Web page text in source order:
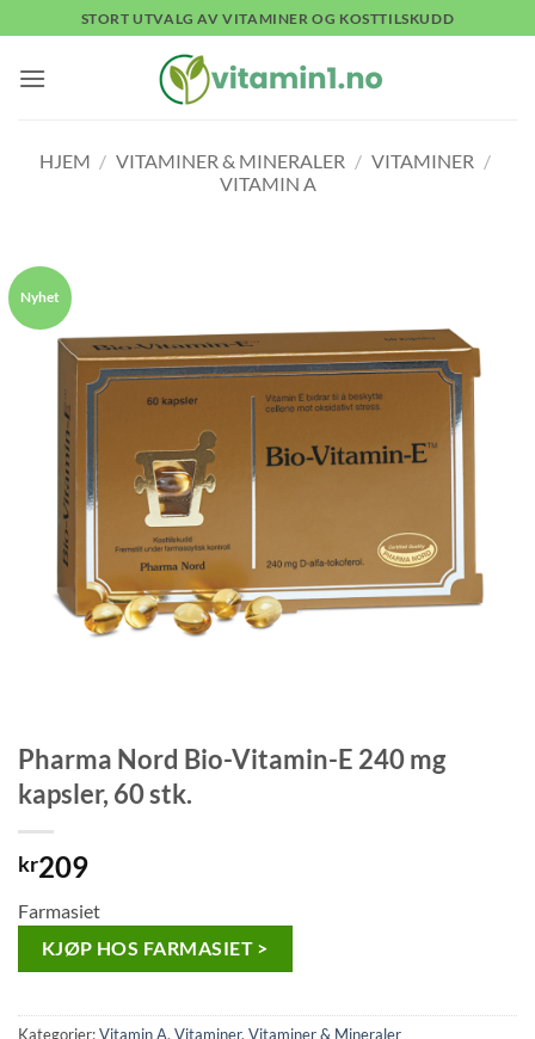
to
content
STORT UTVALG AV VITAMINER OG KOSTTILSKUDD
HJEM / VITAMINER & MINERALER / VITAMINER /
VITAMIN A
Pharma Nord Bio-Vitamin-E 240 mg
kapsler, 60 stk.
kr209
Farmasiet
KJØP HOS FARMASIET >
Kategorier:Vitamin A,Vitaminer,Vitaminer & Mineraler